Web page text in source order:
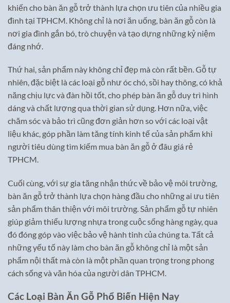
khiến cho bàn ăn gỗ trở thành lựa chọn ưu tiên của nhiều gia
đình tại TPHCM. Không chỉ là nơi ăn uống, bàn ăn gỗ còn là
nơi gia đình gắn bó, trò chuyện và tạo dựng những kỷ niệm
đáng nhớ.
Thứ hai, sản phẩm này không chỉ đẹp mà còn rất bền. Gỗ tự
nhiên, đặc biệt là các loại gỗ như óc chó, sồi hay thông, có khả
năng chịu lực và đàn hồi tốt, cho phép bàn ăn gỗ duy trì hình
dáng và chất lượng qua thời gian sử dụng. Hơn nữa, việc
chăm sóc và bảo trì cũng đơn giản hơn so với các loại vật
liệu khác, góp phần làm tăng tính kinh tế của sản phẩm khi
người tiêu dùng tìm kiếm mua bàn ăn gỗ ở đâu giá rẻ
TPHCM.
Cuối cùng, với sự gia tăng nhận thức về bảo vệ môi trường,
bàn ăn gỗ trở thành lựa chọn hàng đầu cho những ai ưu tiên
sản phẩm thân thiện với môi trường. Sản phẩm gỗ tự nhiên
giúp giảm thiểu lượng nhựa trong cuộc sống hàng ngày, qua
đó đóng góp vào việc bảo vệ hành tinh của chúng ta. Tất cả
những yếu tố này làm cho bàn ăn gỗ không chỉ là một sản
phẩm nội thất mà còn là một phần quan trọng trong phong
cách sống và văn hóa của người dân TPHCM.
Các Loại Bàn Ăn Gỗ Phổ Biến Hiện Nay